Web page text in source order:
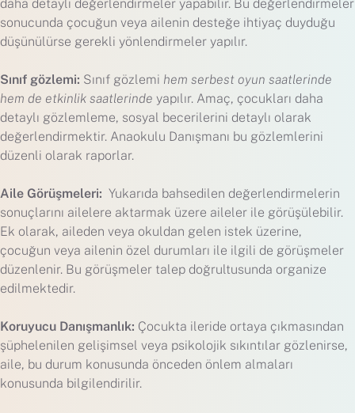
daha detaylı değerlendirmeler yapabilir. Bu değerlendirmeler
sonucunda çocuğun veya ailenin desteğe ihtiyaç duyduğu
düşünülürse gerekli yönlendirmeler yapılır.
Sınıf gözlemi: Sınıf gözlemi hem serbest oyun saatlerinde
hem de etkinlik saatlerinde yapılır. Amaç, çocukları daha
detaylı gözlemleme, sosyal becerilerini detaylı olarak
değerlendirmektir. Anaokulu Danışmanı bu gözlemlerini
düzenli olarak raporlar.
Aile Görüşmeleri: Yukarıda bahsedilen değerlendirmelerin
sonuçlarını ailelere aktarmak üzere aileler ile görüşülebilir.
Ek olarak, aileden veya okuldan gelen istek üzerine,
çocuğun veya ailenin özel durumları ile ilgili de görüşmeler
düzenlenir. Bu görüşmeler talep doğrultusunda organize
edilmektedir.
Koruyucu Danışmanlık: Çocukta ileride ortaya çıkmasından
şüphelenilen gelişimsel veya psikolojik sıkıntılar gözlenirse,
aile, bu durum konusunda önceden önlem almaları
konusunda bilgilendirilir.